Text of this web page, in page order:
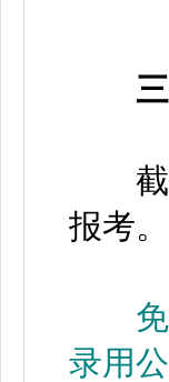
三
报考。
录用